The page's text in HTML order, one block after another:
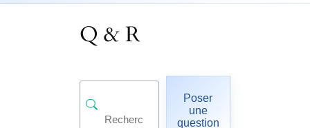
Q & R
Poser
une
question